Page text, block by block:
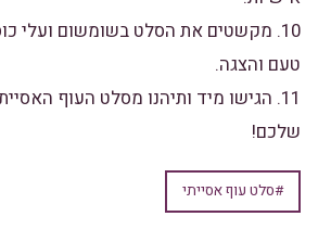
10. מקשטים את הסלט בשומשום ועלי
טעם והצגה.
11. הגישו מיד ותיהנו מסלט העוף
שלכם!
#סלט עוף אסייתי